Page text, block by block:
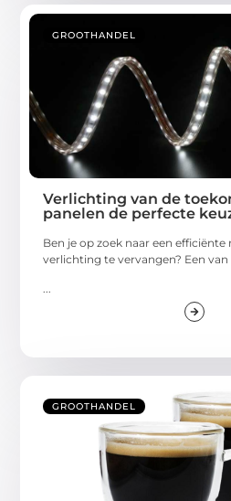
GROOTHANDEL
Verlichting van de
panelen de perfecte
Ben je op zoek naar een
verlichting te vervangen? Een van
...
GROOTHANDEL